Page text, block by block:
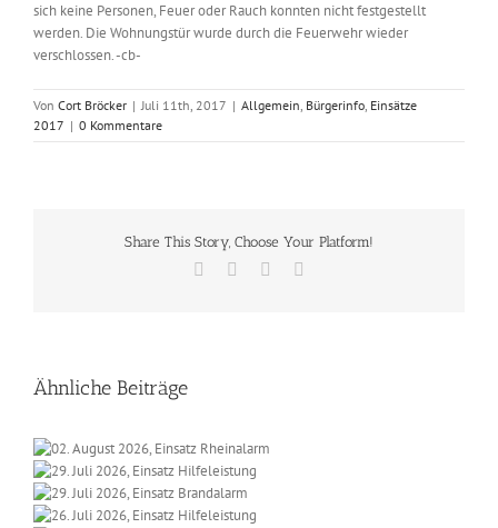
sich keine Personen, Feuer oder Rauch konnten nicht festgestellt
werden. Die Wohnungstür wurde durch die Feuerwehr wieder
verschlossen. -cb-
Von Cort Bröcker | Juli 11th, 2017 | Allgemein, Bürgerinfo, Einsätze
2017 | 0 Kommentare
Share This Story, Choose Your Platform!
Facebook
Ähnliche Beiträge